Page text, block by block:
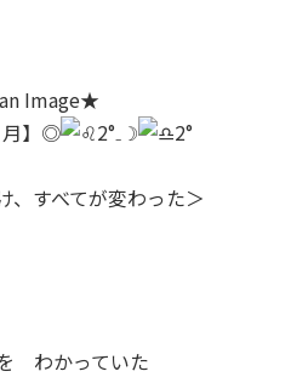
Image★
月】◎
2°₋☽ 2°
、すべてが変わった＞
わかっていた